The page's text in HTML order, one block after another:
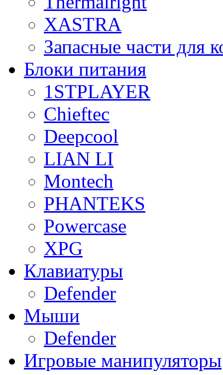
XASTRA
Запасные части для
Блоки питания
1STPLAYER
Chieftec
Deepcool
LIAN LI
Montech
PHANTEKS
Powercase
XPG
Клавиатуры
Defender
Мыши
Defender
Игровые манипуляторы